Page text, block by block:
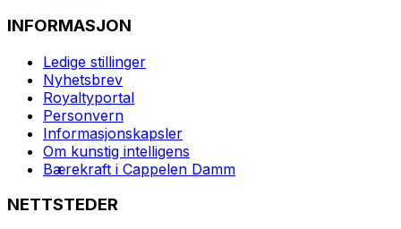
INFORMASJON
Ledige stillinger
Nyhetsbrev
Royaltyportal
Personvern
Informasjonskapsler
Om kunstig intelligens
Bærekraft i Cappelen Damm
NETTSTEDER